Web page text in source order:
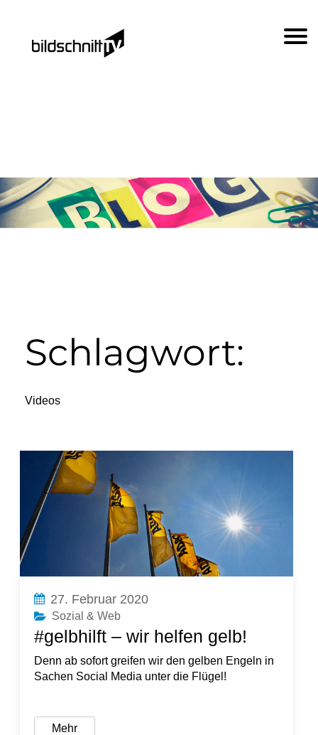
Schlagwort:
Videos
27. Februar 2020
Sozial & Web
#gelbhilft – wir helfen gelb!
Denn ab sofort greifen wir den gelben Engeln in
Sachen Social Media unter die Flügel!
Mehr